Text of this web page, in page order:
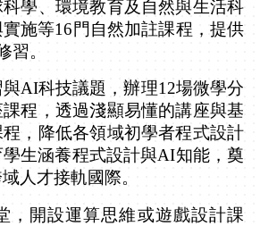
學、環境教育及自然與生活科
施等16門自然加註課程，提供
習。
與AI科技議題，辦理12場微學分
程，透過淺顯易懂的講座與基
，降低各領域初學者程式設計
生涵養程式設計與AI知能，奠
人才接軌國際。
，開設運算思維或遊戲設計課